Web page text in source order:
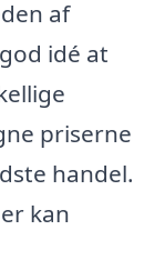
af
idé at
priserne
handel.
kan